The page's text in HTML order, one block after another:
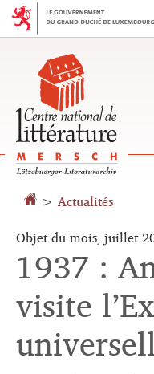
Aller
navigation
Aller
Changer
langue
> Actualités
Objet du mois, juillet
1937 :
visite